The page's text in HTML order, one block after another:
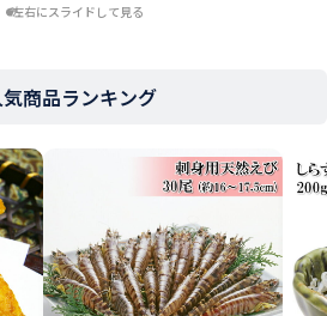
左右にスライドして見る
商品ランキング